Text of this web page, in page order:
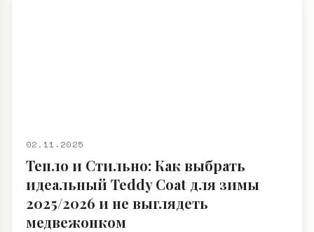
02.11.2025
Тепло и Стильно: Как выбрать
идеальный Teddy Coat для зимы
2025/2026 и не выглядеть
медвежонком